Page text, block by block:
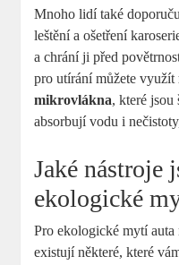
Mnoho lidí také
leštění a ošetření
a chrání ji před
pro utírání můžete využít
mikrovlákna, které jsou
absorbují vodu i
Jaké nástroje
ekologické
Pro ekologické mytí auta
existují některé, které